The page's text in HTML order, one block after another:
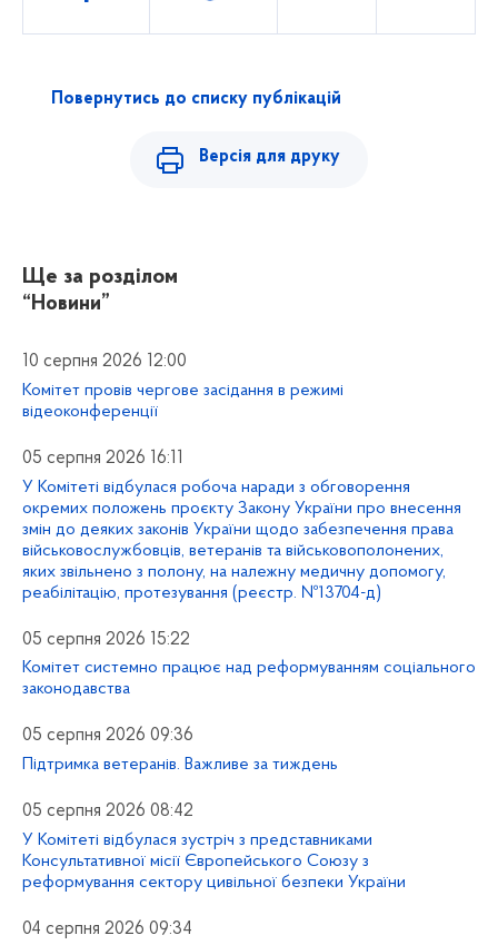
Повернутись до списку публікацій
Версія для друку
Ще за розділом
“Новини”
10 серпня 2026 12:00
Комітет провів чергове засідання в режимі
відеоконференції
05 серпня 2026 16:11
У Комітеті відбулася робоча наради з обговорення
окремих положень проєкту Закону України про внесення
змін до деяких законів України щодо забезпечення права
військовослужбовців, ветеранів та військовополонених,
яких звільнено з полону, на належну медичну допомогу,
реабілітацію, протезування (реєстр. №13704-д)
05 серпня 2026 15:22
Комітет системно працює над реформуванням соціального
законодавства
05 серпня 2026 09:36
Підтримка ветеранів. Важливе за тиждень
05 серпня 2026 08:42
У Комітеті відбулася зустріч з представниками
Консультативної місії Європейського Союзу з
реформування сектору цивільної безпеки України
04 серпня 2026 09:34